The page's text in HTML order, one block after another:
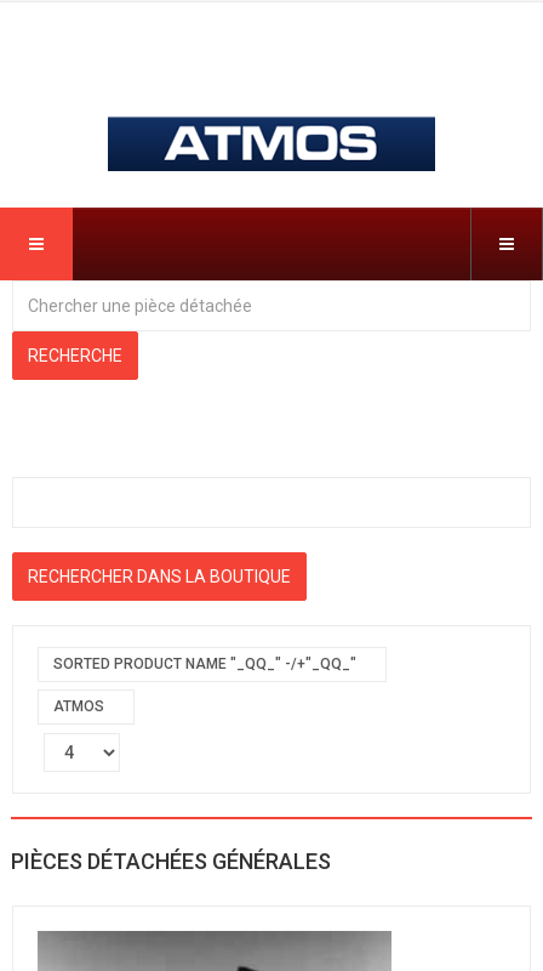
SORTED PRODUCT NAME "_QQ_" -/+"_QQ_"
ATMOS
PIÈCES DÉTACHÉES GÉNÉRALES